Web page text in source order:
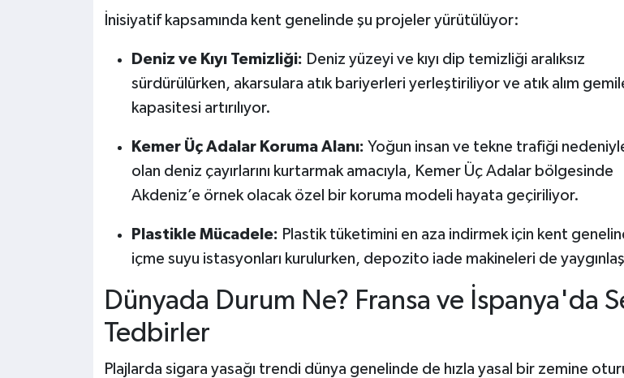
İnisiyatif kapsamında kent genelinde şu projeler yürütülüyor:
Deniz ve Kıyı Temizliği: Deniz yüzeyi ve kıyı dip temizliği aralıksız
sürdürülürken, akarsulara atık bariyerleri yerleştiriliyor ve atık alım
kapasitesi artırılıyor.
Kemer Üç Adalar Koruma Alanı: Yoğun insan ve tekne trafiği
olan deniz çayırlarını kurtarmak amacıyla, Kemer Üç Adalar bölgesinde
Akdeniz’e örnek olacak özel bir koruma modeli hayata geçiriliyor.
Plastikle Mücadele: Plastik tüketimini en aza indirmek için kent
içme suyu istasyonları kurulurken, depozito iade makineleri de
Dünyada Durum Ne? Fransa ve İspanya'da
Tedbirler
Plajlarda sigara yasağı trendi dünya genelinde de hızla yasal bir zemine